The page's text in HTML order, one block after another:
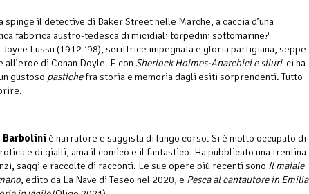
spinge il detective di Baker Street nelle Marche, a caccia d’una
fabbrica austro-tedesca di micidiali torpedini sottomarine?
Joyce Lussu (1912-’98), scrittrice impegnata e gloria partigiana, seppe
di Conan Doyle. E con Sherlock Holmes-Anarchici e silurici ha
gustoso pastichefra storia e memoria dagli esiti sorprendenti. Tutto
Barbolini è narratore e saggista di lungo corso. Si è molto occupato di
e di gialli, ama il comico e il fantastico. Ha pubblicato una trentina
saggi e raccolte di racconti. Le sue opere più recenti sono Il maiale
, edito da La Nave di Teseo nel 2020, e Pesca al cantautore in Emilia